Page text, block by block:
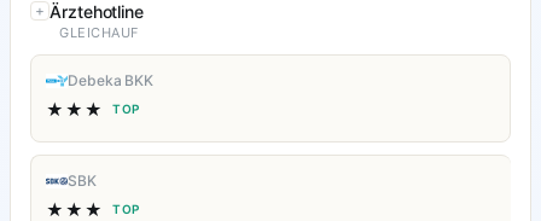
Ärztehotline
GLEICHAUF
Debeka BKK
★★★ TOP
SBK
★★★ TOP